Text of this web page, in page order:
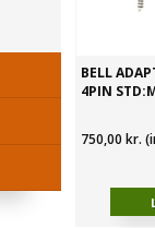
BELL
4PIN
750,00 kr.